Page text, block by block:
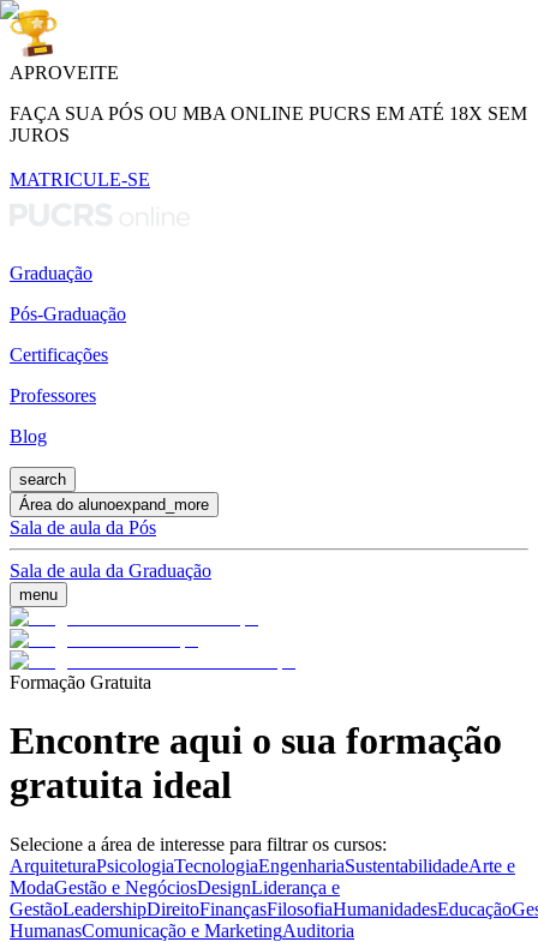
APROVEITE
FAÇA SUA PÓS OU MBA ONLINE PUCRS EM ATÉ 18X SEM
JUROS
MATRICULE-SE
Graduação
Pós-Graduação
Certificações
Professores
Blog
search
Área do alunoexpand_more
Sala de aula da Pós
Sala de aula da Graduação
menu
Formação Gratuita
Encontre aqui o sua formação
gratuita ideal
Selecione a área de interesse para filtrar os cursos:
ArquiteturaPsicologiaTecnologiaEngenhariaSustentabilidadeArte e
ModaGestão e NegóciosDesignLiderança e
GestãoLeadershipDireitoFinançasFilosofiaHumanidadesEducação
HumanasComunicação e MarketingAuditoria